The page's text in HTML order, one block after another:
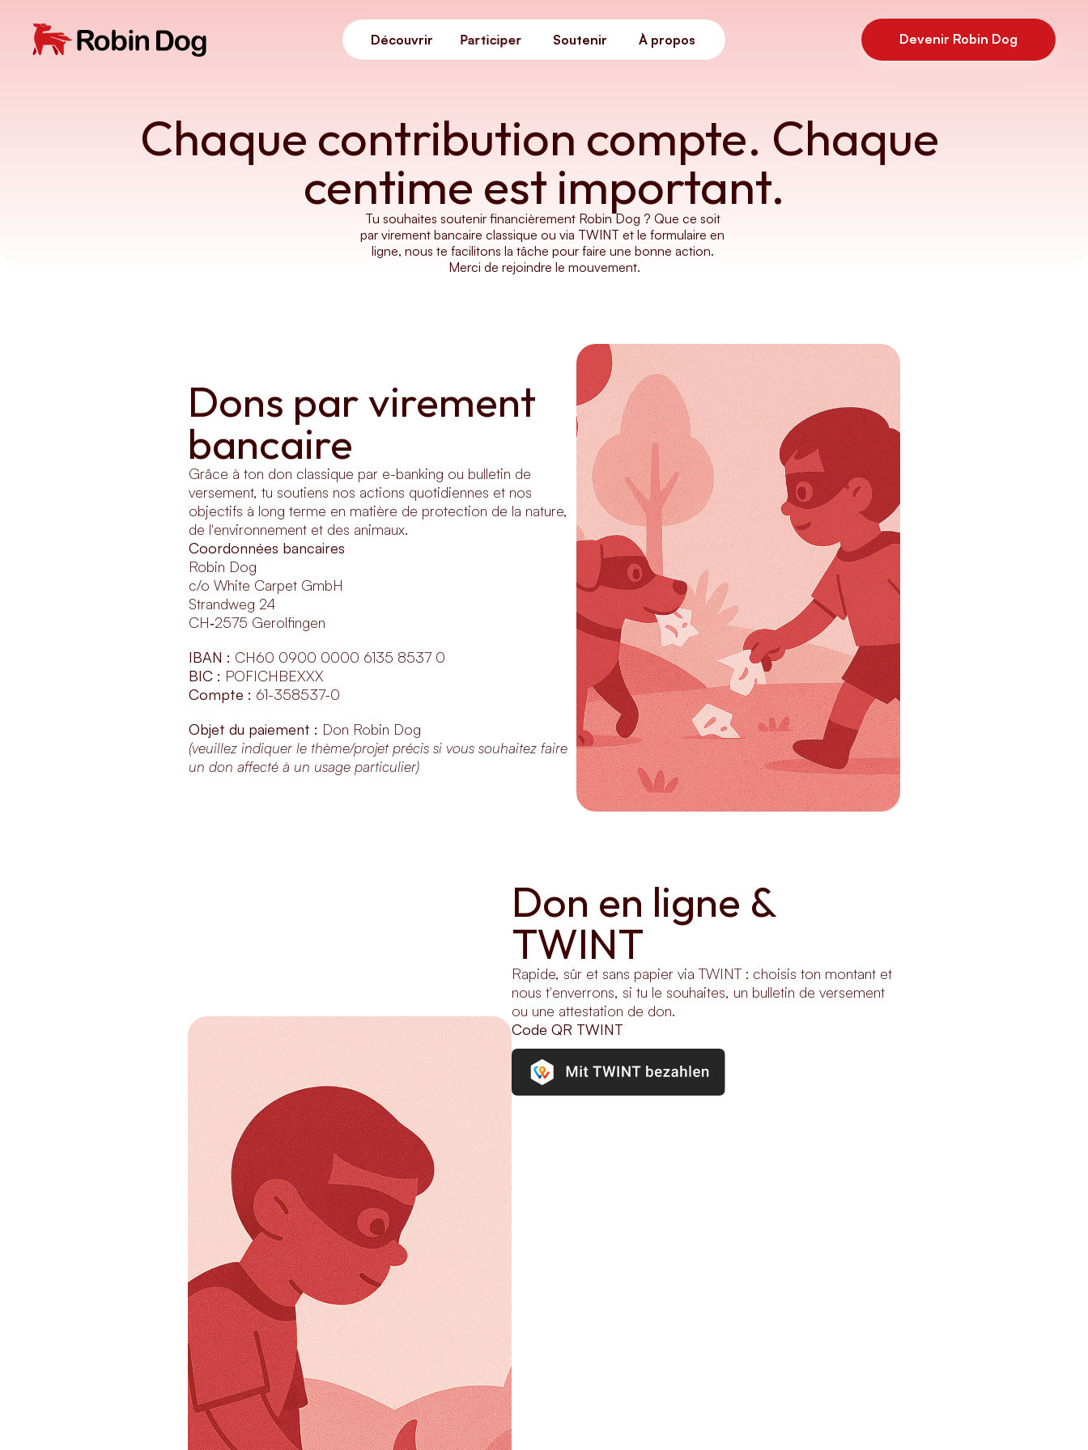
Découvrir
Participer
Soutenir
À propos
Devenir Robin Dog
Chaque contribution compte. Chaque
centime est important.
Tu souhaites soutenir financièrement Robin Dog ? Que ce soit
par virement bancaire classique ou via TWINT et le formulaire en
ligne, nous te facilitons la tâche pour faire une bonne action.
Merci de rejoindre le mouvement.
Dons par virement
bancaire
Grâce à ton don classique par e-banking ou bulletin de
versement, tu soutiens nos actions quotidiennes et nos
objectifs à long terme en matière de protection de la nature,
de l'environnement et des animaux.
Coordonnées bancaires
Robin Dog
c/o White Carpet GmbH
Strandweg 24
CH‑2575 Gerolfingen
IBAN : CH60 0900 0000 6135 8537 0
BIC : POFICHBEXXX
Compte : 61-358537-0
Objet du paiement : Don Robin Dog
(veuillez indiquer le thème/projet précis si vous souhaitez faire
un don affecté à un usage particulier)
Don en ligne &
TWINT
Rapide, sûr et sans papier via TWINT : choisis ton montant et
nous t'enverrons, si tu le souhaites, un bulletin de versement
ou une attestation de don.
Code QR TWINT